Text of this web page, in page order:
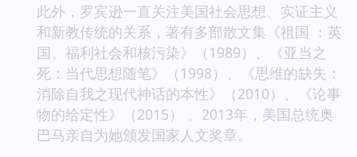
此外，罗宾逊一直关注美国社会思想、实证主义
和新教传统的关系，著有多部散文集《祖国 ：英
国、福利社会和核污染》（1989）、《亚当之
死：当代思想随笔》（1998）、《思维的缺失：
消除自我之现代神话的本性》（2010）、《论事
物的给定性》（2015） 。2013年，美国总统奥
巴马亲自为她颁发国家人文奖章。